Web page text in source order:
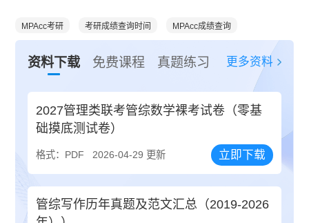
MPAcc考研 考研成绩查询时间 MPAcc成绩查询
资料下载 免费课程 真题练习 更多资料
2027管理类联考管综数学裸考试卷（零基
础摸底测试卷）
格式：PDF 2026-04-29 更新 立即下载
管综写作历年真题及范文汇总（2019-2026